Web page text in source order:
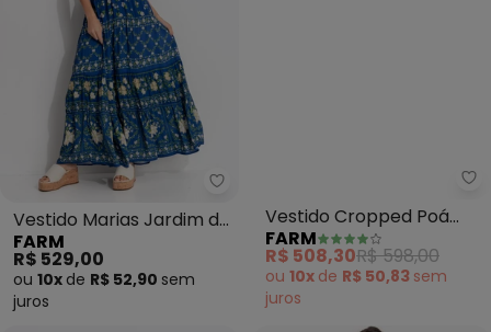
Farm - Vestido Marias Jardim
Vestido Marias Jardim de
Azaleias (Azul)
FARM
R$ 529,00
ou 10x de R$ 52,90 sem
juros
Vestido Cropped Poá
(Bege)
FARM
R$ 508,30R$ 598,00
ou 10x de R$ 50,83 sem
juros